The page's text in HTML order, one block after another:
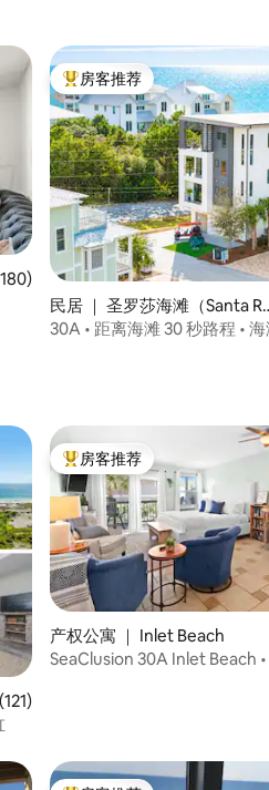
分 5 分（满分 5 分），共 180 条
热门「房客推荐」
房客推荐
民居 ｜ 圣罗莎海滩（Santa
sa Beach）
30A • 距离海滩 30 秒路程 • 海
4.84 分（满分 5 分），共 121 条评
热门「房客推荐」
房客推荐
产权公寓 ｜ Inlet Beach
SeaClusion 30A Inlet Beach •